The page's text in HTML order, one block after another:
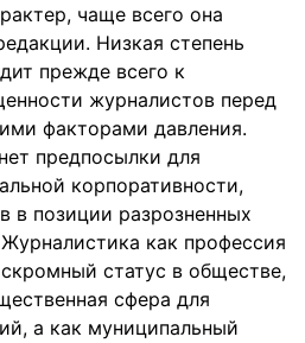
чаще всего она
Низкая степень
прежде всего к
журналистов перед
факторами давления.
предпосылки для
корпоративности,
в позиции разрозненных
как профессия
статус в обществе,
сфера для
а как муниципальный